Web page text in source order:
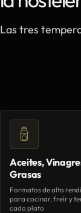
Las tres
Aceites,
Grasas
Formatos de alto
para cocinar, freír y
cada plato